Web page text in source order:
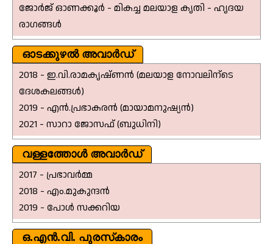
ജോർജ് ഓണക്കൂർ - മികച്ച മലയാള കൃതി - ഹൃദയ
രാഗങ്ങൾ
ഓടക്കുഴൽ അവാർഡ്
2018 - ഇ.വി.രാമകൃഷ്‌ണൻ (മലയാള നോവലിന്ടെ
ദേശകലങ്ങൾ)
2019 - എൻ.പ്രഭാകരൻ (മായാമനുഷ്യൻ)
2021 - സാറാ ജോസഫ് (ബുധിനി)
വള്ളത്തോൾ അവാർഡ്
2017 - പ്രഭാവർമ്മ
2018 - എം.മുകുന്ദൻ
2019 - പോൾ സക്കറിയ
ഒ.എൻ.വി. പുരസ്‌കാരം